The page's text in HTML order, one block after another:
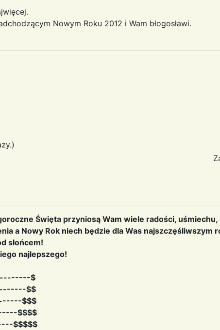
Nowym Roku 2012 i Wam błogosławi.
Święta przyniosą Wam wiele radości, uśmiechu,
a Nowy Rok niech będzie dla Was najszczęśliwszym
słońcem!
najlepszego!
--------$
-------$$
$$$
$$$$
$$$$$